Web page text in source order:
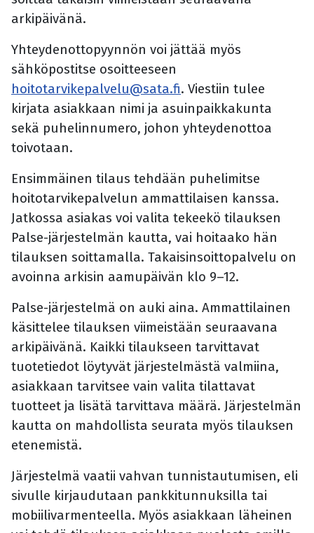
arkipäivänä.
Yhteydenottopyynnön voi jättää myös
sähköpostitse osoitteeseen
hoitotarvikepalvelu@sata.fi. Viestiin tulee
kirjata asiakkaan nimi ja asuinpaikkakunta
sekä puhelinnumero, johon yhteydenottoa
toivotaan.
Ensimmäinen tilaus tehdään puhelimitse
hoitotarvikepalvelun ammattilaisen kanssa.
Jatkossa asiakas voi valita tekeekö tilauksen
Palse-järjestelmän kautta, vai hoitaako hän
tilauksen soittamalla. Takaisinsoittopalvelu on
avoinna arkisin aamupäivän klo 9–12.
Palse-järjestelmä on auki aina. Ammattilainen
käsittelee tilauksen viimeistään seuraavana
arkipäivänä. Kaikki tilaukseen tarvittavat
tuotetiedot löytyvät järjestelmästä valmiina,
asiakkaan tarvitsee vain valita tilattavat
tuotteet ja lisätä tarvittava määrä. Järjestelmän
kautta on mahdollista seurata myös tilauksen
etenemistä.
Järjestelmä vaatii vahvan tunnistautumisen, eli
sivulle kirjaudutaan pankkitunnuksilla tai
mobiilivarmenteella. Myös asiakkaan läheinen